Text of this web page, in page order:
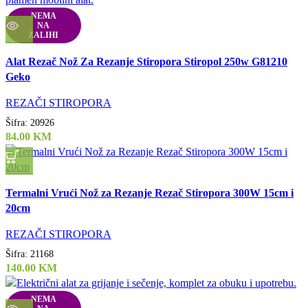
NEMA
NA
ZALIHI
Quick view
Dodaj u listu želja
Alat Rezač Nož Za Rezanje Stiropora Stiropol 250w G81210
Geko
REZAČI STIROPORA
Šifra: 20926
84.00 KM
Quick view
Dodaj u listu želja
Termalni Vrući Nož za Rezanje Rezač Stiropora 300W 15cm i
20cm
REZAČI STIROPORA
Šifra: 21168
140.00 KM
NEMA